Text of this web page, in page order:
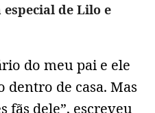
de Lilo e
do meu pai e ele
de casa. Mas
fãs dele”, escreveu